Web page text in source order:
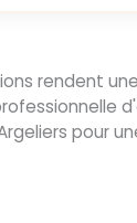
rendent une
pour